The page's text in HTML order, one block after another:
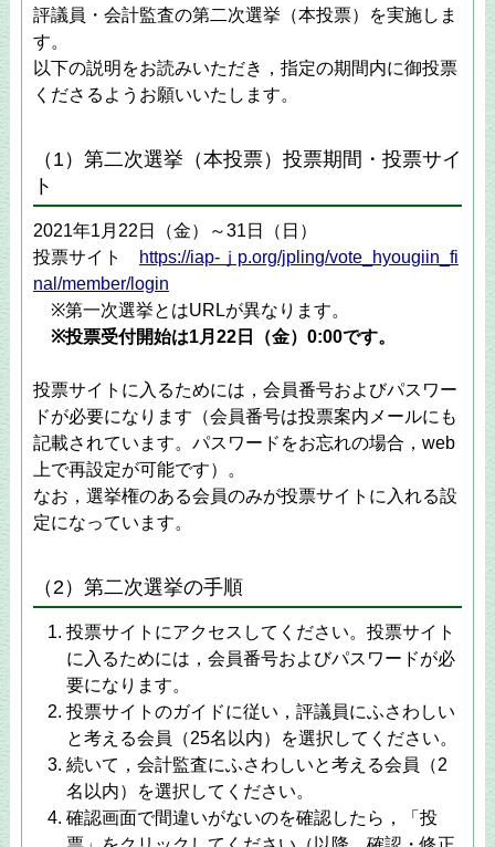
評議員・会計監査の第二次選挙（本投票）を実施しま
す。
以下の説明をお読みいただき，指定の期間内に御投票
くださるようお願いいたします。
（1）第二次選挙（本投票）投票期間・投票サイ
ト
2021年1月22日（金）～31日（日）
投票サイト
https://iap-ｊp.org/jpling/vote_hyougiin_fi
nal/member/login
※第一次選挙とはURLが異なります。
※投票受付開始は1月22日（金）0:00です。
投票サイトに入るためには，会員番号およびパスワー
ドが必要になります（会員番号は投票案内メールにも
記載されています。パスワードをお忘れの場合，web
上で再設定が可能です）。
なお，選挙権のある会員のみが投票サイトに入れる設
定になっています。
（2）第二次選挙の手順
投票サイトにアクセスしてください。投票サイト
に入るためには，会員番号およびパスワードが必
要になります。
投票サイトのガイドに従い，評議員にふさわしい
と考える会員（25名以内）を選択してください。
続いて，会計監査にふさわしいと考える会員（2
名以内）を選択してください。
確認画面で間違いがないのを確認したら，「投